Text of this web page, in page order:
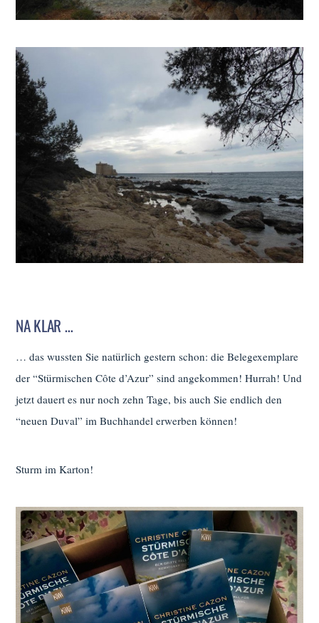
NA KLAR …
… das wussten Sie natürlich gestern schon: die Belegexemplare
der “Stürmischen Côte d’Azur” sind angekommen! Hurrah! Und
jetzt dauert es nur noch zehn Tage, bis auch Sie endlich den
“neuen Duval” im Buchhandel erwerben können!
Sturm im Karton!